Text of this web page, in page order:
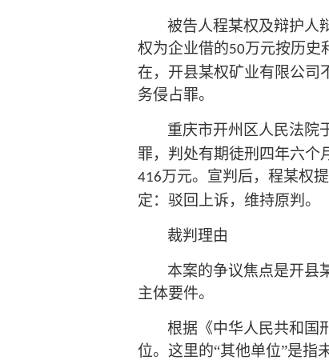
被告人程某权及辩护人
权为企业借的50万元按历史
在，开县某权矿业有限公司
务侵占罪。
重庆市开州区人民法院
罪，判处有期徒刑四年六个
416万元。宣判后，程某权
定：驳回上诉，维持原判。
裁判理由
本案的争议焦点是开县
主体要件。
根据《中华人民共和国
位。这里的“其他单位”是指